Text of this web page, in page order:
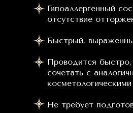
Гипоаллергенный
отсутствие
Быстрый,
Проводится
сочетать с
косметологическими
Не требует